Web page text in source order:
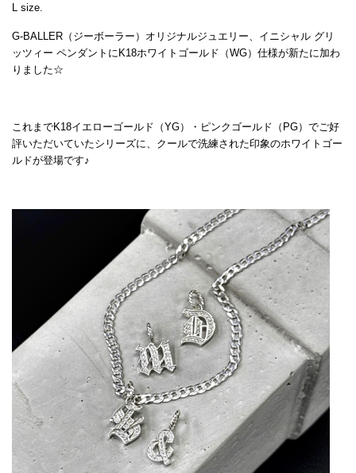
L size.
G-BALLER（ジーボーラー）オリジナルジュエリー、イニシャル グリ
ッツィー ペンダントにK18ホワイトゴールド（WG）仕様が新たに加わ
りました☆
これまでK18イエローゴールド（YG）・ピンクゴールド（PG）でご好
評いただいていたシリーズに、クールで洗練された印象のホワイトゴー
ルドが登場です♪